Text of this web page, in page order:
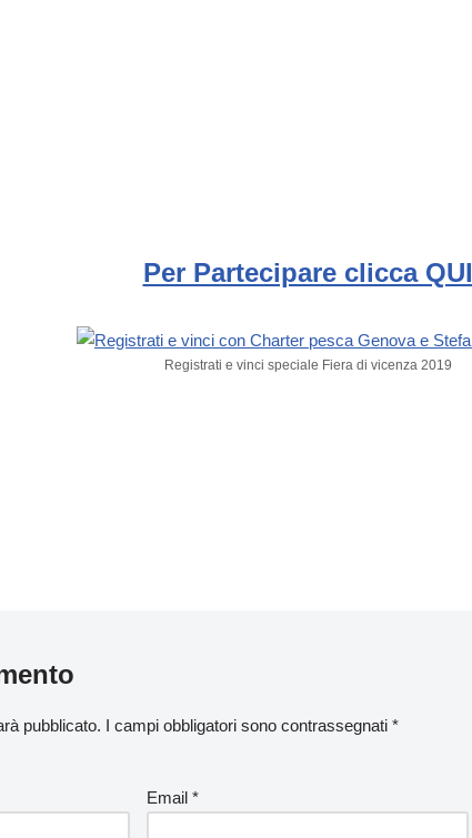
Per Partecipare clicca QUI
Registrati e vinci speciale Fiera di vicenza 2019
pubblicato. I campi obbligatori sono contrassegnati *
Email*